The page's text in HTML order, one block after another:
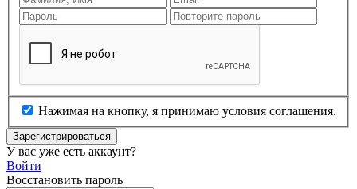
Нажимая на кнопку, я принимаю условия соглашения.
Зарегистрироваться
У вас уже есть аккаунт?
Войти
Восстановить пароль